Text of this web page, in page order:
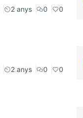
2 anys 0 0
2 anys 0 0